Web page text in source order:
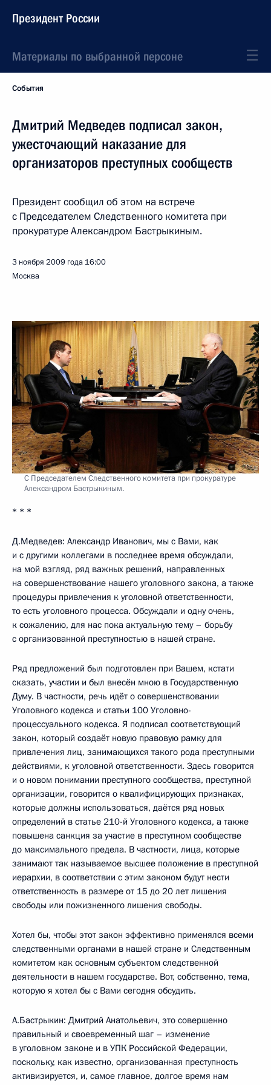
Президент России
Материалы по выбранной персоне
События
Дмитрий Медведев подписал закон,
ужесточающий наказание для
организаторов преступных сообществ
Президент сообщил об этом на встрече
с Председателем Следственного комитета при
прокуратуре Александром Бастрыкиным.
3 ноября 2009 года 16:00
Москва
С Председателем Следственного комитета при прокуратуре
Александром Бастрыкиным.
* * *
Д.Медведев: Александр Иванович, мы с Вами, как
и с другими коллегами в последнее время обсуждали,
на мой взгляд, ряд важных решений, направленных
на совершенствование нашего уголовного закона, а также
процедуры привлечения к уголовной ответственности,
то есть уголовного процесса. Обсуждали и одну очень,
к сожалению, для нас пока актуальную тему – борьбу
с организованной преступностью в нашей стране.
Ряд предложений был подготовлен при Вашем, кстати
сказать, участии и был внесён мною в Государственную
Думу. В частности, речь идёт о совершенствовании
Уголовного кодекса и статьи 100 Уголовно-
процессуального кодекса. Я подписал соответствующий
закон, который создаёт новую правовую рамку для
привлечения лиц, занимающихся такого рода преступными
действиями, к уголовной ответственности. Здесь говорится
и о новом понимании преступного сообщества, преступной
организации, говорится о квалифицирующих признаках,
которые должны использоваться, даётся ряд новых
определений в статье 210-й Уголовного кодекса, а также
повышена санкция за участие в преступном сообществе
до максимального предела. В частности, лица, которые
занимают так называемое высшее положение в преступной
иерархии, в соответствии с этим законом будут нести
ответственность в размере от 15 до 20 лет лишения
свободы или пожизненного лишения свободы.
Хотел бы, чтобы этот закон эффективно применялся всеми
следственными органами в нашей стране и Следственным
комитетом как основным субъектом следственной
деятельности в нашем государстве. Вот, собственно, тема,
которую я хотел бы с Вами сегодня обсудить.
А.Бастрыкин: Дмитрий Анатольевич, это совершенно
правильный и своевременный шаг – изменение
в уголовном законе и в УПК Российской Федерации,
поскольку, как известно, организованная преступность
активизируется, и, самое главное, долгое время нам